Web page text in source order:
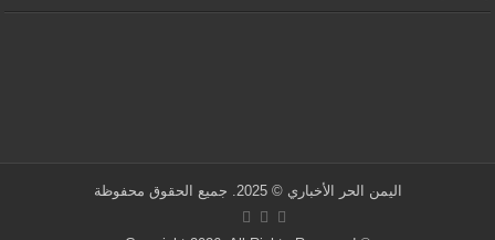
اليمن الحر الأخباري © 2025. جميع الحقوق محفوظة